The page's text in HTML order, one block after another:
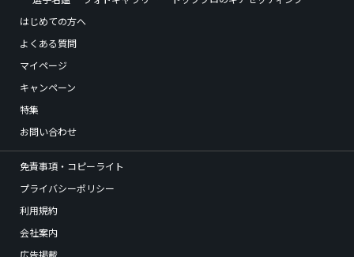
はじめての方へ
よくある質問
マイページ
キャンペーン
特集
お問い合わせ
免責事項・コピーライト
プライバシーポリシー
利用規約
会社案内
広告掲載